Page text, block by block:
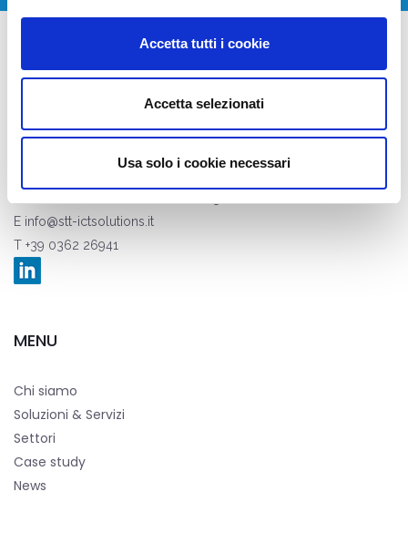
Accetta tutti i cookie
Accetta selezionati
Usa solo i cookie necessari
E info@stt-ictsolutions.it
T +39 0362 26941
MENU
Chi siamo
Soluzioni & Servizi
Settori
Case study
News